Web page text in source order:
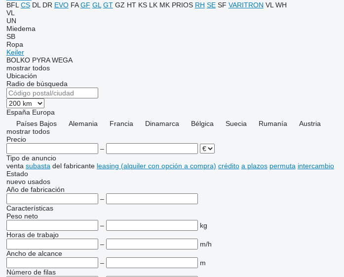
BFL CS DL DR EVO FA GF GL GT GZ HT KS LK MK PRIOS RH SE SF VARITRON VL WH
VL
UN
Miedema
SB
Ropa
Keiler
BOLKO PYRA WEGA
mostrar todos
Ubicación
Radio de búsqueda
España Europa
Países Bajos
Alemania Francia Dinamarca Bélgica Suecia Rumanía
Austria
mostrar todos
Precio
–
Tipo de anuncio
venta subasta del fabricante leasing (alquiler con opción a compra) crédito a plazos permuta intercambio
Estado
nuevo usados
Año de fabricación
–
Características
Peso neto
–
kg
Horas de trabajo
–
m/h
Ancho de alcance
–
m
Número de filas